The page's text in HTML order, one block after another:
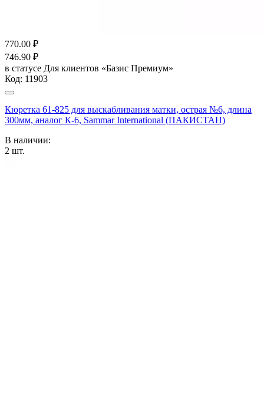
770.00 ₽
746.90 ₽
в статусе Для клиентов «Базис Премиум»
Код: 11903
Кюретка 61-825 для выскабливания матки, острая №6, длина
300мм, аналог К-6, Sammar International (ПАКИСТАН)
В наличии:
2 шт.